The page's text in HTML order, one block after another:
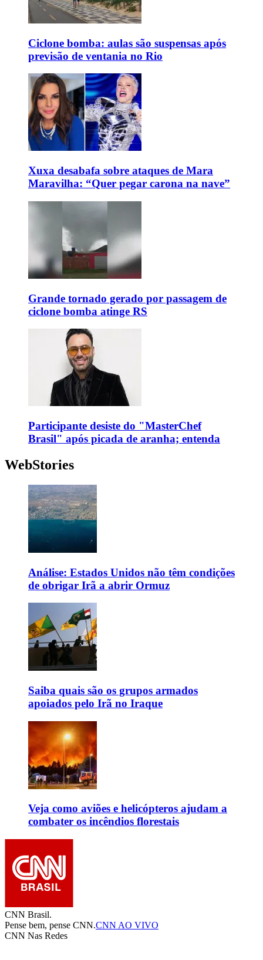
Ciclone bomba: aulas são suspensas após
previsão de ventania no Rio
Xuxa desabafa sobre ataques de Mara
Maravilha: “Quer pegar carona na nave”
Grande tornado gerado por passagem de
ciclone bomba atinge RS
Participante desiste do "MasterChef
Brasil" após picada de aranha; entenda
WebStories
Análise: Estados Unidos não têm condições
de obrigar Irã a abrir Ormuz
Saiba quais são os grupos armados
apoiados pelo Irã no Iraque
Veja como aviões e helicópteros ajudam a
combater os incêndios florestais
CNN Brasil.
Pense bem, pense CNN.CNN AO VIVO
CNN Nas Redes